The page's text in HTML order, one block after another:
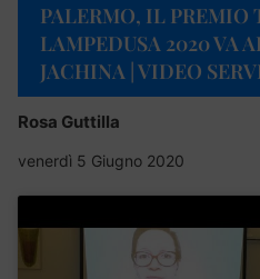
PALERMO, IL PREMIO
LAMPEDUSA 2020 VA
JACHINA | VIDEO
Rosa Guttilla
venerdì 5 Giugno 2020